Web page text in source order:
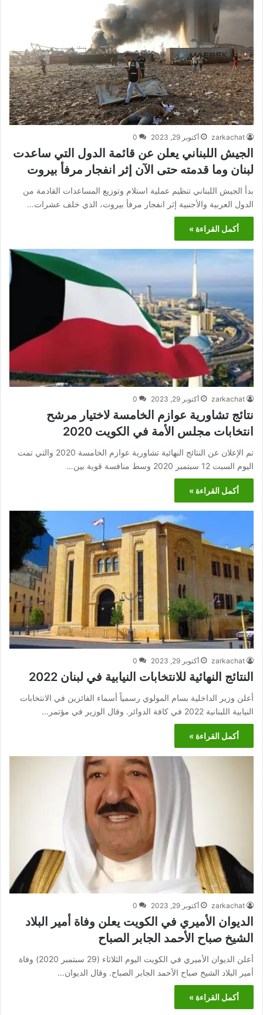
zarkachat أكتوبر 29, 2023 0
الجيش اللبناني يعلن عن قائمة الدول التي ساعدت
لبنان وما قدمته حتى الآن إثر انفجار مرفأ بيروت
بدأ الجيش اللبناني تنظيم عملية استلام وتوزيع المساعدات القادمة من
الدول العربية والأجنبية إثر انفجار مرفأ بيروت، الذي خلف عشرات…
أكمل القراءة »
zarkachat أكتوبر 29, 2023 0
نتائج تشاورية عوازم الخامسة لاختيار مرشح
انتخابات مجلس الأمة في الكويت 2020
تم الإعلان عن النتائج النهائية تشاورية عوازم الخامسة 2020 والتي تمت
اليوم السبت 12 سبتمبر 2020 وسط منافسة قوية بين…
أكمل القراءة »
zarkachat أكتوبر 29, 2023 0
النتائج النهائية للانتخابات النيابية في لبنان 2022
أعلن وزير الداخلية بسام المولوي رسمياً أسماء الفائزين في الانتخابات
النيابية اللبنانية 2022 في كافة الدوائر. وقال الوزير في مؤتمر…
أكمل القراءة »
zarkachat أكتوبر 29, 2023 0
الديوان الأميري في الكويت يعلن وفاة أمير البلاد
الشيخ صباح الأحمد الجابر الصباح
أعلن الديوان الأميري في الكويت اليوم الثلاثاء (29 سبتمبر 2020) وفاة
أمير البلاد الشيخ صباح الأحمد الجابر الصباح. وقال الديوان…
أكمل القراءة »